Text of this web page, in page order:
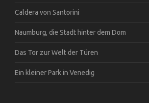
Caldera von Santorini
Naumburg, die Stadt hinter dem Dom
Das Tor zur Welt der Türen
Ein kleiner Park in Venedig